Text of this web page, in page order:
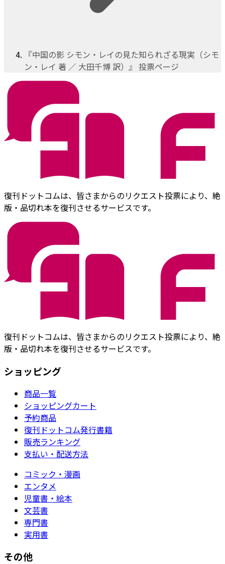
『中国の影 シモン・レイの見た知られざる現実（シモ
ン・レイ 著 ／ 大田千博 訳）』 投票ページ
復刊ドットコムは、皆さまからのリクエスト投票により、絶
版・品切れ本を復刊させるサービスです。
復刊ドットコムは、皆さまからのリクエスト投票により、絶
版・品切れ本を復刊させるサービスです。
ショッピング
商品一覧
ショッピングカート
予約商品
復刊ドットコム発行書籍
販売ランキング
支払い・配送方法
コミック・漫画
エンタメ
児童書・絵本
文芸書
専門書
実用書
その他